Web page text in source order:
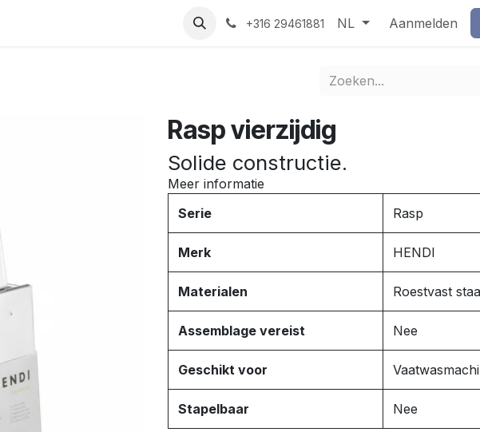
Contact +316 29461881 NL Aanmelden
Rasp vierzijdig
Solide constructie.
Meer informatie
Serie
Rasp
Merk HENDI
Materialen Roestvast
Assemblage vereist Nee
Geschikt voor
Stapelbaar Nee